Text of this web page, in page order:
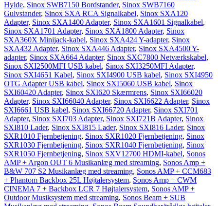
Hylde, Sinox SWB7150 Bordstander, Sinox SWB7160
Gulvstander, Sinox SXA RCA Signalkabel, Sinox SXA120
Adapter, Sinox SXA1400 Adapter, Sinox SXA1601 Signalkabel,
Sinox SXA1701 Adapter, Sinox SXA1800 Adapter, Sinox
SXA360X Minijack-kabel, Sinox SXA424 Y-adapter, Sinox
SXA432 Adapter, Sinox SXA446 Adapter, Sinox SXA4500 Y-
adapter, Sinox SXA664 Adapter, Sinox SXC7800 Netværkskabel,
Sinox SXI2500MFI USB kabel, Sinox SXI3250MFI Adapter,
Sinox SXI4651 Kabel, Sinox SXI4900 USB kabel, Sinox SXI4950
OTG Adapter USB kabel, Sinox SXI5060 USB kabel, Sinox
SXI60420 Adapter, Sinox SXI620 Skærmrens, Sinox SXI66020
Adapter, Sinox SXI66040 Adapter, Sinox SXI6622 Adapter, Sinox
SXI6661 USB kabel, Sinox SXI66720 Adapter, Sinox SXI701
Adapter, Sinox SXI703 Adapter, Sinox SXI721B Adapter, Sinox
SXI810 Lader, Sinox SXI815 Lader, Sinox SXI816 Lader, Sinox
SXR1010 Fjernbetjening, Sinox SXR1020 Fjernbetjening, Sinox
SXR1030 Fjernbetjening, Sinox SXR1040 Fjernbetjening, Sinox
SXR1050 Fjernbetjening, Sinox SXV12700 HDMI-kabel, Sonos
AMP + Argon OUT 6 Musikanlæg med streaming, Sonos Amp +
B&W 707 S2 Musikanlæg med streaming, Sonos AMP + CCM683
+ Phantom Backbox 25L Højtalersystem, Sonos Amp + CWM
CINEMA 7 + Backbox LCR 7 Højtalersystem, Sonos AMP +
Outdoor Musiksystem med streaming, Sonos Beam + SUB